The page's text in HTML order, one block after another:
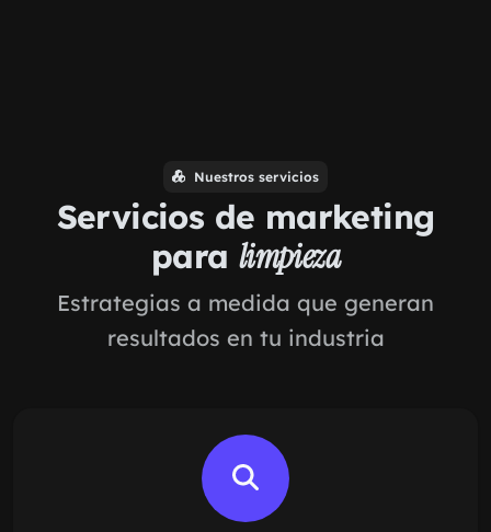
Nuestros servicios
Servicios de marketing
para limpieza
Estrategias a medida que generan
resultados en tu industria